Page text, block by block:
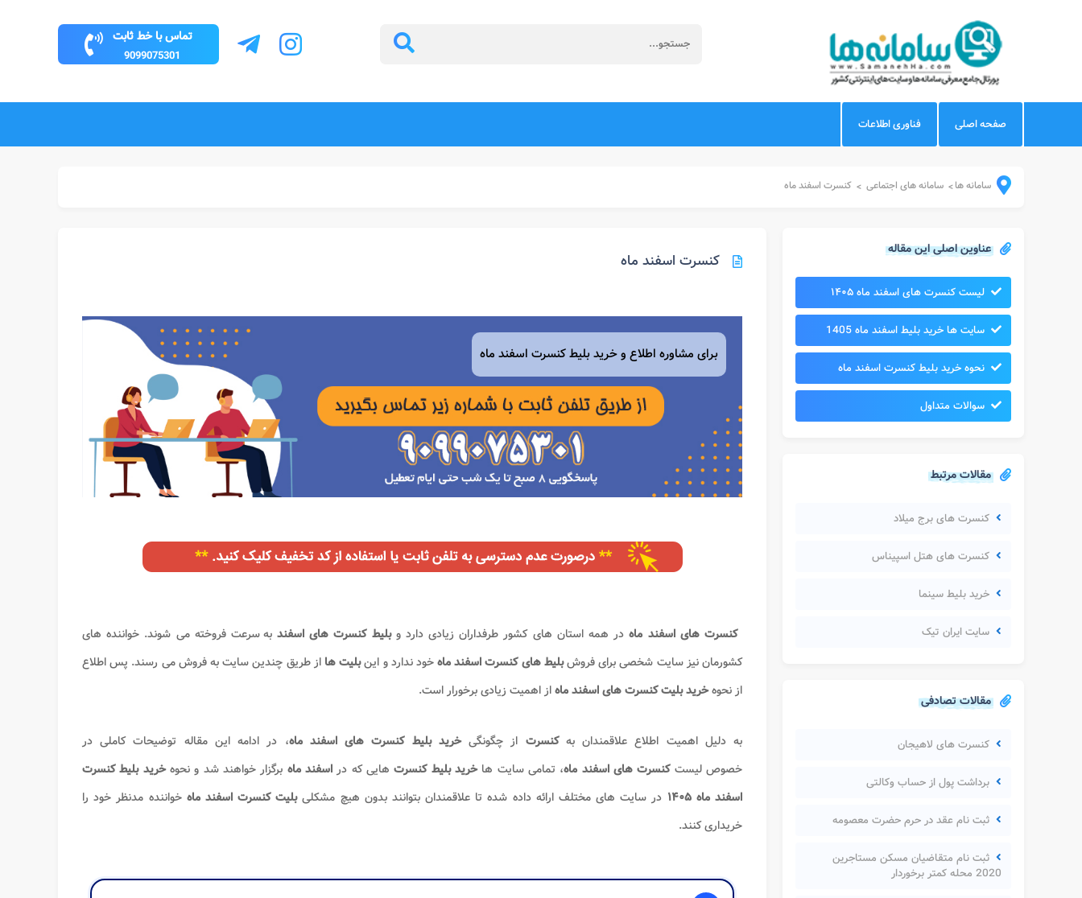
تماس با خط ثابت
9099075301
صفحه اصلی فناوری اطلاعات
سامانه ها> سامانه های اجتماعی > کنسرت اسفند ماه
عناوین اصلی این مقاله
لیست کنسرت های اسفند ماه ۱۴۰۵
سایت ها خرید بلیط اسفند ماه 1405
نحوه خرید بلیط کنسرت اسفند ماه
سوالات متداول
مقالات مرتبط
کنسرت های برج میلاد
کنسرت های هتل اسپیناس
خرید بلیط سینما
سایت ایران تیک
مقالات تصادفی
کنسرت های لاهیجان
برداشت پول از حساب وکالتی
ثبت نام عقد در حرم حضرت معصومه
ثبت نام متقاضیان مسکن مستاجرین
2020 محله کمتر برخوردار
کنسرت اسفند ماه
برای مشاوره اطلاع و خرید بلیط کنسرت اسفند ماه
کنسرت های اسفند ماه در همه استان های کشور طرفداران زیادی دارد وبلیط کنسرت های اسفندبه سرعت فروخته می شوند. خواننده های
کشورمان نیز​ سایت شخصی برای فروشبلیط های کنسرت اسفند ماهخود ندارد و اینبلیت هااز طریق چندین سایت به فروش می رسند. پس اطلاع
از نحوهخرید بلیت کنسرت های اسفند ماهاز اهمیت زیادی برخورار است.
به دلیل اهمیت اطلاع علاقمندان بهکنسرت از چگونگیخرید بلیط کنسرت های اسفند ماه، در ادامه این مقاله توضیحات کاملی در
خصوص لیستکنسرت های اسفند ماه، تمامی سایت هاخرید بلیط کنسرت هایی که در اسفند ماه برگزار خواهند شد و نحوهخرید بلیط کنسرت
اسفند ماه ۱۴۰۵ در سایت های مختلف ارائه داده شده تا علاقمندان بتوانند بدون هیچ مشکلیبلیت کنسرت اسفند ماه خواننده مدنظر خود را
خریداری کنند.